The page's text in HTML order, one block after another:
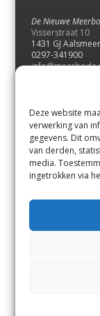
Deze website
verwerking van
gegevens. Dit
van derden,
media.
ingetrokken via
De Nieuwe
Visserstraat 10
1431 GJ Aalsmeer
0297-341900